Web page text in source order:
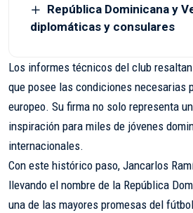
República Dominicana y
diplomáticas y consulares
Los informes técnicos del club
que posee las condiciones
europeo. Su firma no solo representa
inspiración para miles de jóvenes
internacionales.
Con este histórico paso, Jancarlos
llevando el nombre de la República
una de las mayores promesas del